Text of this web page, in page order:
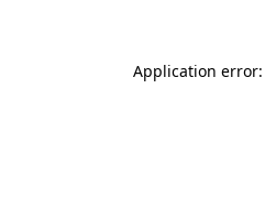
Application